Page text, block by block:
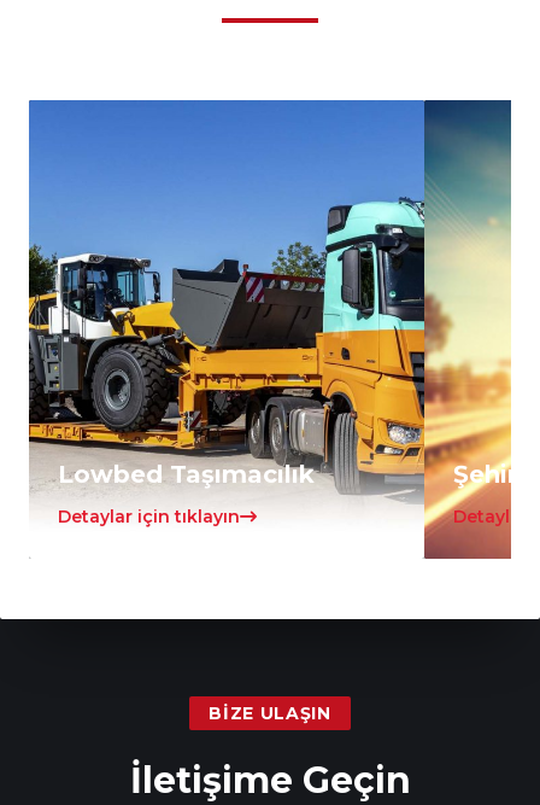
Lowbed Taşımacılık
Detaylar için tıklayın Detaylar
BIZE ULAŞIN
İletişime Geçin